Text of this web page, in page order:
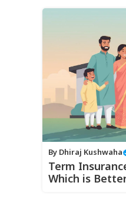
By Dhiraj Kushwaha
Term
Which is